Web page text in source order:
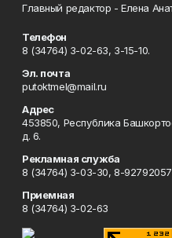
Главный редактор - Елена
Телефон
8 (34764) 3-02-63, 3-15-10.
Эл. почта
putoktmel@mail.ru
Адрес
453850, Республика
д. 6.
Рекламная служба
8 (34764) 3-03-30, 8-
Приемная
8 (34764) 3-02-63